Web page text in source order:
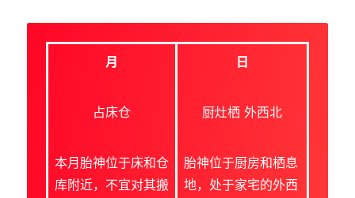
月
占床仓
本月胎神位于床和仓
库附近，不宜对其搬
日
厨灶栖 外西北
胎神位于厨房和栖息
地，处于家宅的外西